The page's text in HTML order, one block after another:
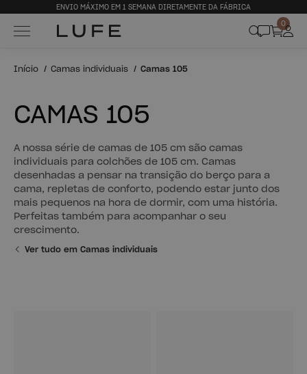
ENVIO MÁXIMO EM 1 SEMANA DIRETAMENTE DA FÁBRICA
0
Início Camas individuais Camas 105
CAMAS 105
A nossa série de camas de 105 cm são camas
individuais para colchões de 105 cm. Camas
desenhadas a pensar na transição do berço para a
cama, repletas de conforto, podendo estar junto dos
mais pequenos na hora de dormir, com uma história.
Perfeitas também para acompanhar o seu
crescimento.
Ver tudo em Camas individuais